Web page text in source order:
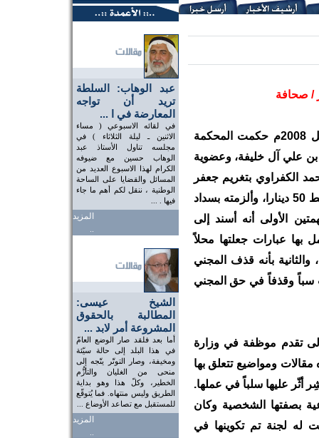
عبد الوهاب: السلطة
تريد أن تواجه
المعارضة في ا ...
في لقائه الاسبوعي ( مساء
الاثنين ـ ليلة الثلاثاء ) في
مجلسه تناول الأستاذ عبد
الوهاب حسين مع ضيوفه
الكرام لهذا الاسبوع العديد من
المسائل والقضايا على الساحة
الوطنية ، ننقل لكم أهم ما جاء
فيها . ...
المزيد
..
الشيخ عيسى:
المطالبة بالحقوق
المشروعة أمر لابد ...
أما بعد فلقد صار الوضع العامّ
في هذا البلد إلى حالة سيّئة
ومخيفة، وصار التوتّر يتّجه إلى
منحى من الغليان والتأزُّم
الخطير، وكلّ هذا وهو بداية
الطريق وليس منتهاه. فما يُتوقّع
للمستقبل مع تصاعد الأوضاع ...
المزيد
..
/ صحافة
في يوم الإربعاء الموافق 16 أبريل 2008م حكمت المحكمة
بن علي آل خليفة، وعضوية
الكفراوي بتغريم جعفر
الجمري وهو صحفي ومحرر في جريدة الوسط 50 دينارا، وألزمته بسداد
الأولى أنه أسند إلى
بها عبارات جعلتها محلاً
والثانية بأنه قذف المجني
سباً وقذفاً في حق المجني
تقدم موظفة في وزارة
ومواضيع تتعلق بها
أثّر عليها سلباً في عملها.
بصفتها الشخصية وكان
له لجنة تم تكوينها في